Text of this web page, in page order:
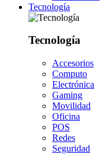
Tecnología
Tecnología
Accesorios
Computo
Electrónica
Gaming
Movilidad
Oficina
POS
Redes
Seguridad